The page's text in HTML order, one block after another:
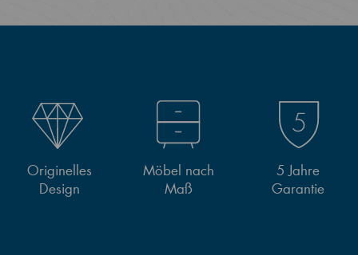
Originelles
Design
Möbel nach
Maß
5 Jahre
Garantie